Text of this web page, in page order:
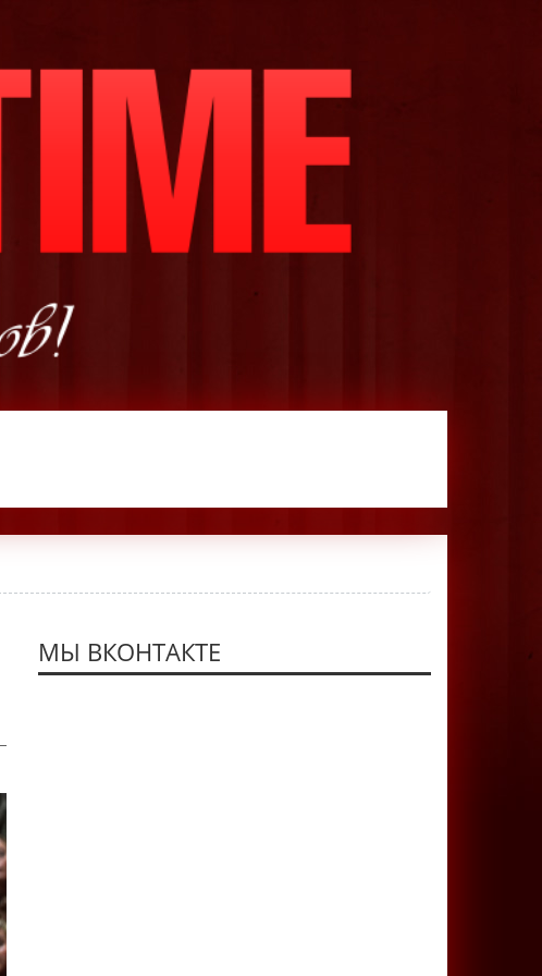
МЫ ВКОНТАКТЕ